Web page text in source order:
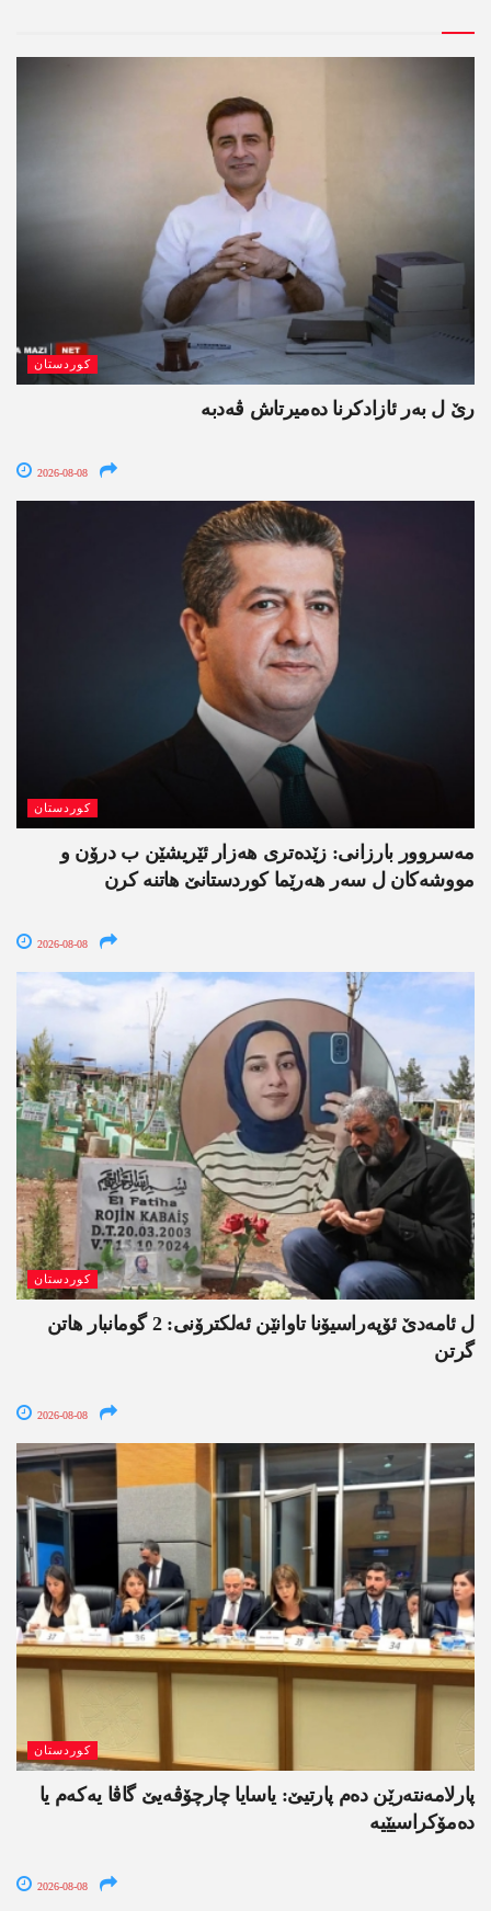
کوردستان
رێ ل بەر ئازادکرنا دەمیرتاش ڤەدبە
2026-08-08
کوردستان
مەسروور بارزانی: زێدەتری ھەزار ئێریشێن ب درۆن و
مووشەکان ل سەر ھەرێما کوردستانێ ھاتنە کرن
2026-08-08
کوردستان
ل ئامەدێ ئۆپەراسیۆنا تاوانێن ئەلکترۆنی: 2 گومانبار ھاتن
گرتن
2026-08-08
کوردستان
پارلامەنتەرێن دەم پارتیێ: یاسایا چارچۆڤەیێ گاڤا یەکەم یا
دەمۆکراسیێیە
2026-08-08